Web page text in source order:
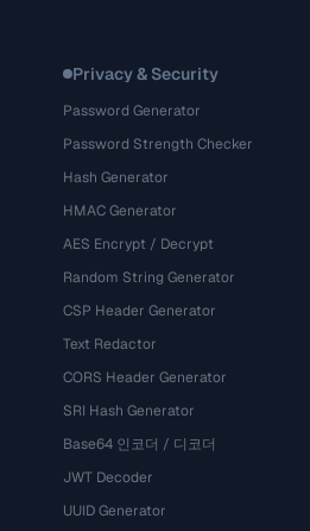
Privacy & Security
Password Generator
Password Strength Checker
Hash Generator
HMAC Generator
AES Encrypt / Decrypt
Random String Generator
CSP Header Generator
Text Redactor
CORS Header Generator
SRI Hash Generator
Base64 인코더 / 디코더
JWT Decoder
UUID Generator